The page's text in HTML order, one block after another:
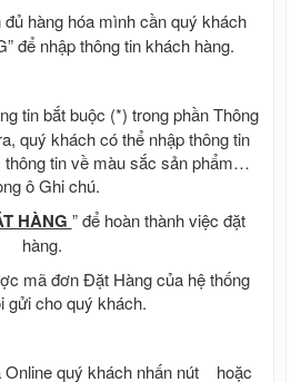
hàng hóa mình cần quý khách
để nhập thông tin khách hàng.
tin bắt buộc (*) trong phần Thông
quý khách có thể nhập thông tin
thông tin về màu sắc sản phẩm…
ô Ghi chú.
HÀNG ” để hoàn thành việc đặt
hàng.
mã đơn Đặt Hàng của hệ thống
gửi cho quý khách.
quý khách nhấn nút hoặc